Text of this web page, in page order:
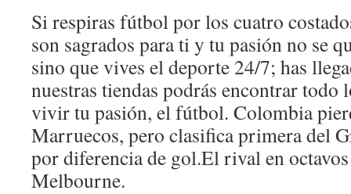
Si respiras fútbol por los cuatro
son sagrados para ti y tu pasión no se
sino que vives el deporte 24/7; has
nuestras tiendas podrás encontrar todo
vivir tu pasión, el fútbol. Colombia
Marruecos, pero clasifica primera del
por diferencia de gol.El rival en octavos
Melbourne.